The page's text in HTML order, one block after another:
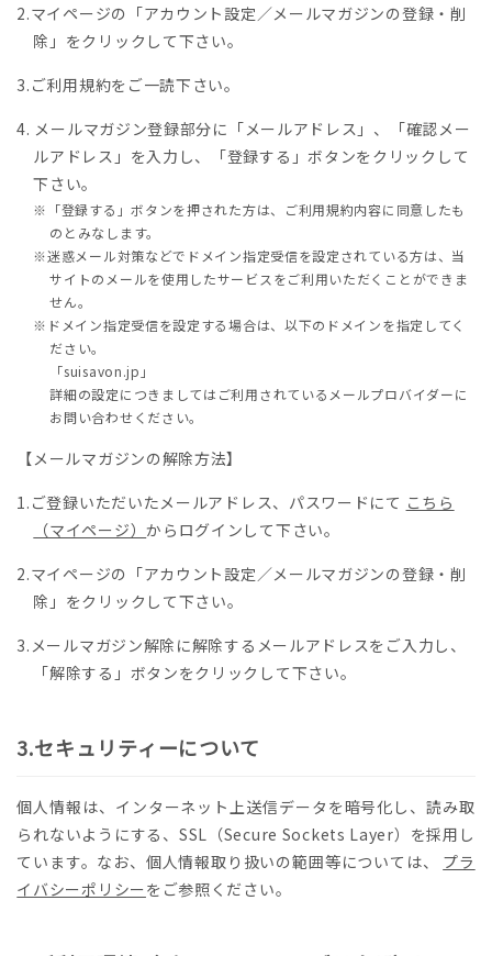
マイページの「アカウント設定／メールマガジンの登録・削
除」をクリックして下さい。
ご利用規約をご一読下さい。
メールマガジン登録部分に「メールアドレス」、「確認メー
ルアドレス」を入力し、「登録する」ボタンをクリックして
下さい。
※「登録する」ボタンを押された方は、ご利用規約内容に同意したも
のとみなします。
※迷惑メール対策などでドメイン指定受信を設定されている方は、当
サイトのメールを使用したサービスをご利用いただくことができま
せん。
※ドメイン指定受信を設定する場合は、以下のドメインを指定してく
ださい。
「suisavon.jp」
詳細の設定につきましてはご利用されているメールプロバイダーに
お問い合わせください。
【メールマガジンの解除方法】
ご登録いただいたメールアドレス、パスワードにて こちら
（マイページ）からログインして下さい。
マイページの「アカウント設定／メールマガジンの登録・削
除」をクリックして下さい。
メールマガジン解除に解除するメールアドレスをご入力し、
「解除する」ボタンをクリックして下さい。
セキュリティーについて
個人情報は、インターネット上送信データを暗号化し、読み取
られないようにする、SSL（Secure Sockets Layer）を採用し
ています。なお、個人情報取り扱いの範囲等については、 プラ
イバシーポリシーをご参照ください。